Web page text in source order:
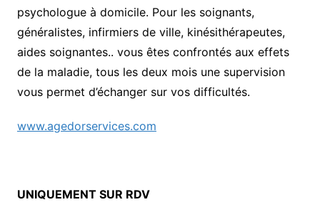
psychologue à domicile. Pour les soignants,
généralistes, infirmiers de ville, kinésithérapeutes,
aides soignantes.. vous êtes confrontés aux effets
de la maladie, tous les deux mois une supervision
vous permet d’échanger sur vos difficultés.
www.agedorservices.com
UNIQUEMENT SUR RDV